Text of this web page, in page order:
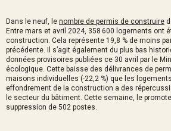
Dans le neuf, le nombre de permis de construire
Entre mars et avril 2024, 358 600 logements ont
construction. Cela représente 19,8 % de moins
précédente. Il s’agit également du plus bas
données provisoires publiées ce 30 avril par le
écologique. Cette baisse des délivrances de
maisons individuelles (-22,2 %) que les
effondrement de la construction a des
le secteur du bâtiment. Cette semaine, le
suppression de 502 postes.